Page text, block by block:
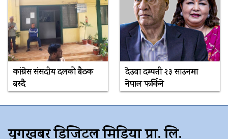
कांग्रेस संसदीय दलको बैठक
बस्दै
देउवा दम्पती २३ साउनमा
नेपाल फर्किने